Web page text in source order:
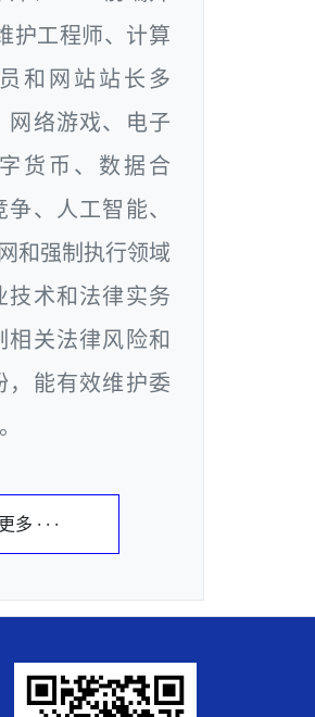
护工程师、计算
和网站站长多
网络游戏、电子
货币、数据合
、人工智能、
和强制执行领域
技术和法律实务
相关法律风险和
，能有效维护委
多 · · ·